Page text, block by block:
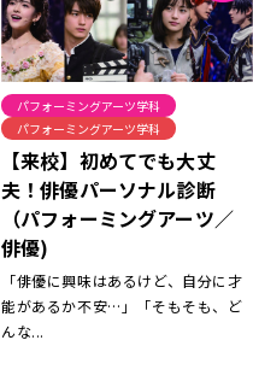
パフォーミングアーツ学科
パフォーミングアーツ学科
【来校】初めてでも大丈
夫！俳優パーソナル診断
（パフォーミングアーツ／
俳優)
「俳優に興味はあるけど、自分に才
能があるか不安…」「そもそも、ど
んな...